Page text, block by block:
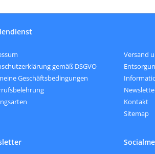
gemäß DSGVO
Geschäftsbedingungen
Versand
Kontakt
Sitemap